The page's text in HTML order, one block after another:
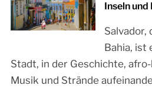
Inseln
Salvador,
Bahia, ist
Stadt, in der Geschichte,
Musik und Strände